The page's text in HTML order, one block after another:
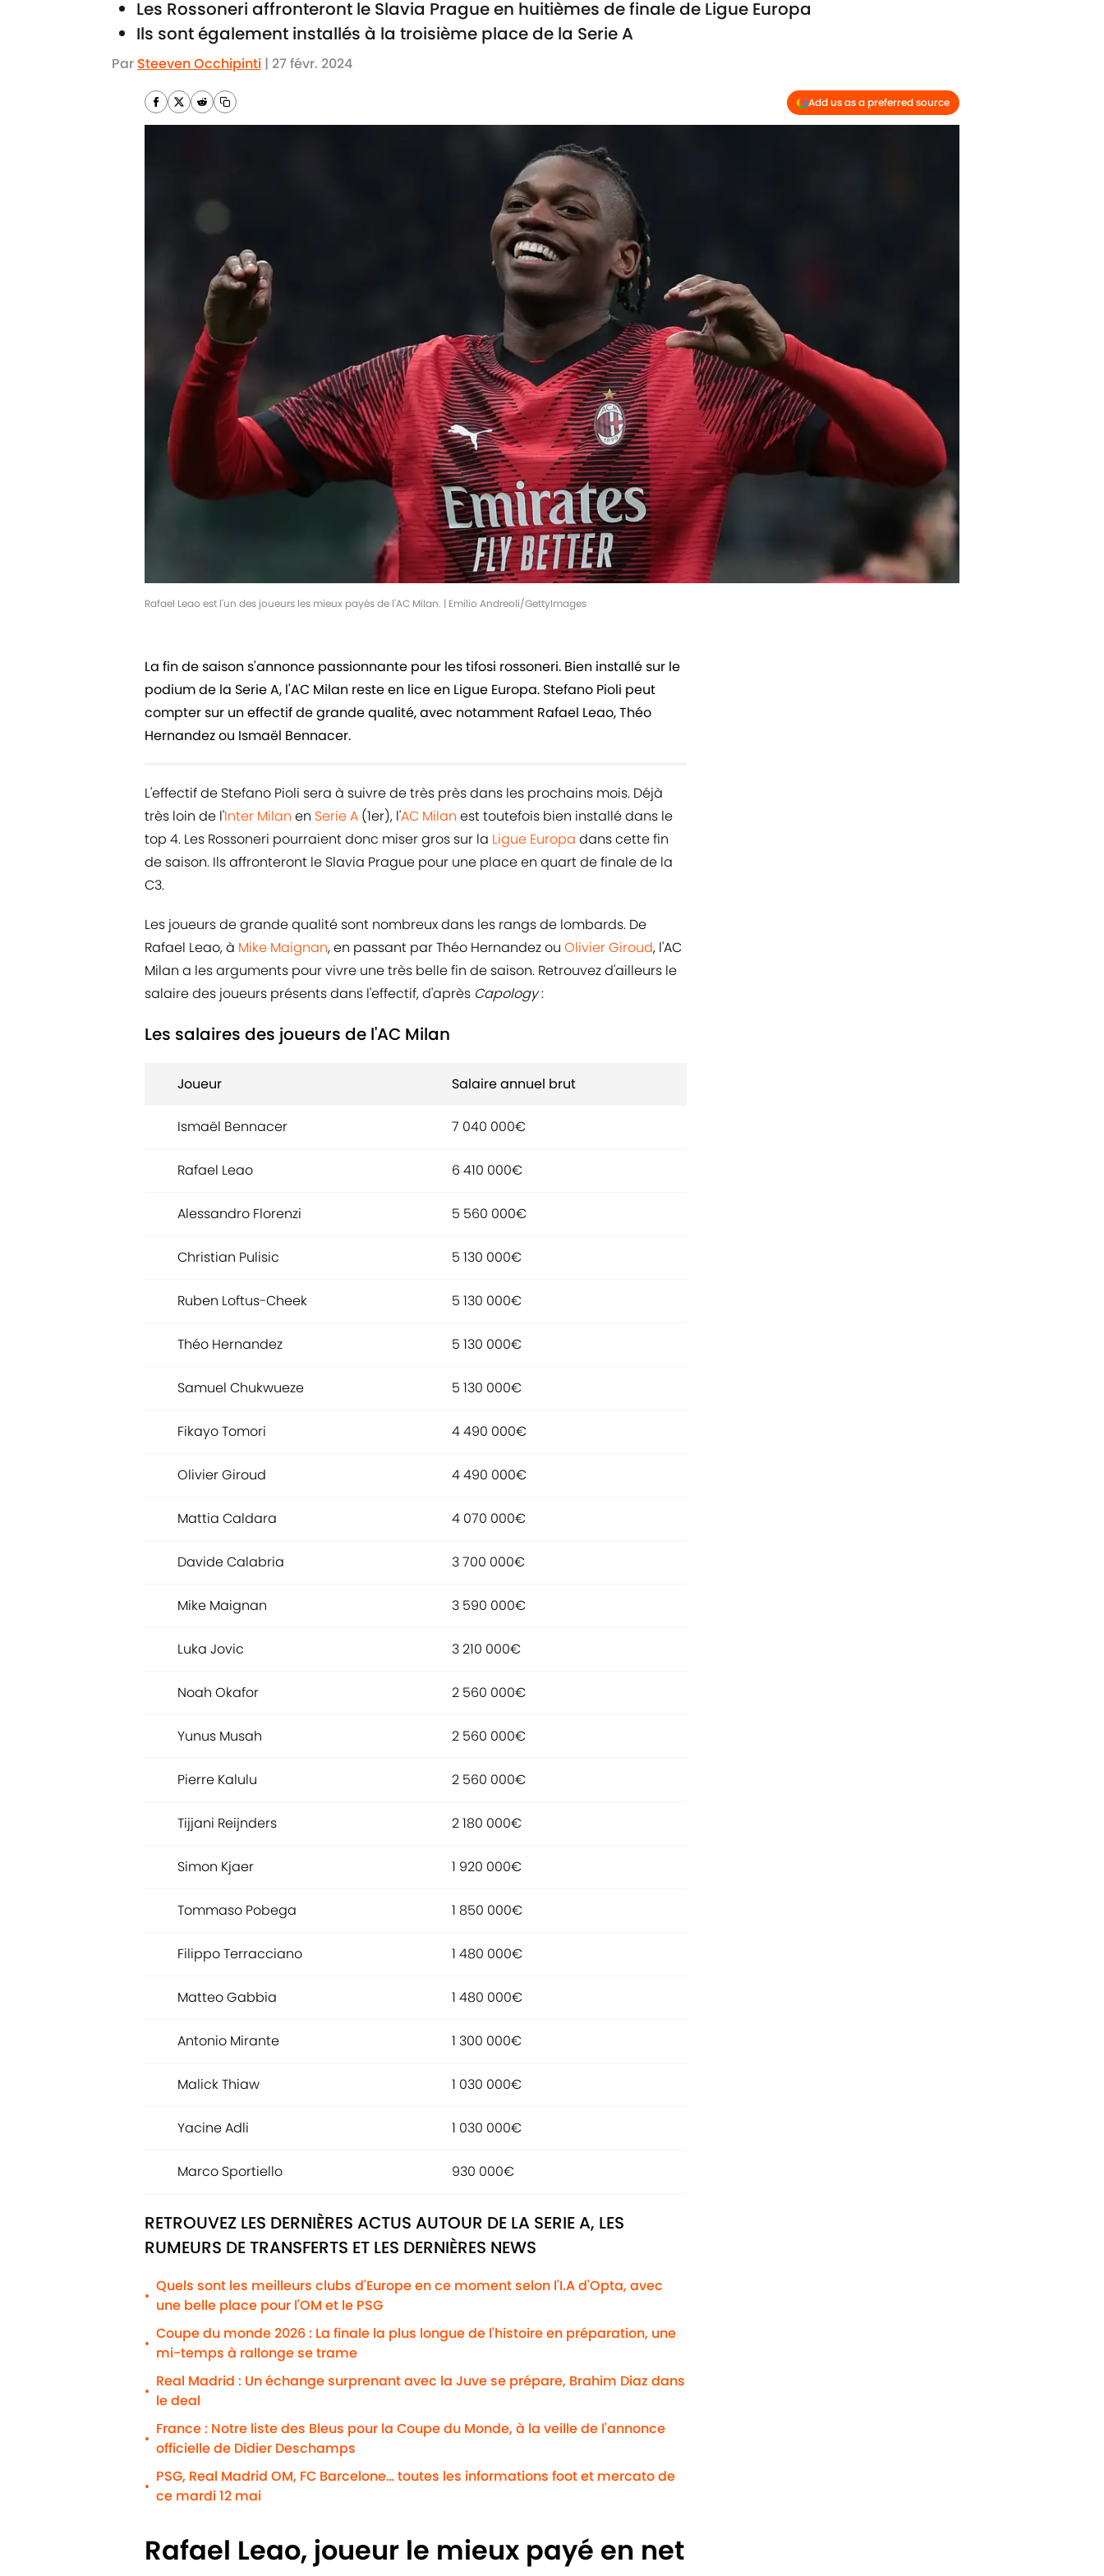
Les Rossoneri affronteront le Slavia Prague en huitièmes de finale de Ligue Europa
Ils sont également installés à la troisième place de la Serie A
Par Steeven Occhipinti | 27 févr. 2024
Add us as a preferred source
Rafael Leao est l'un des joueurs les mieux payés de l'AC Milan. | Emilio Andreoli/GettyImages
La fin de saison s'annonce passionnante pour les tifosi rossoneri. Bien installé sur le
podium de la Serie A, l'AC Milan reste en lice en Ligue Europa. Stefano Pioli peut
compter sur un effectif de grande qualité, avec notamment Rafael Leao, Théo
Hernandez ou Ismaël Bennacer.
L'effectif de Stefano Pioli sera à suivre de très près dans les prochains mois. Déjà
très loin de l'Inter Milan en Serie A (1er), l'AC Milan est toutefois bien installé dans le
top 4. Les Rossoneri pourraient donc miser gros sur la Ligue Europa dans cette fin
de saison. Ils affronteront le Slavia Prague pour une place en quart de finale de la
C3.
Les joueurs de grande qualité sont nombreux dans les rangs de lombards. De
Rafael Leao, à Mike Maignan, en passant par Théo Hernandez ou Olivier Giroud, l'AC
Milan a les arguments pour vivre une très belle fin de saison. Retrouvez d'ailleurs le
salaire des joueurs présents dans l'effectif, d'après Capology:
Les salaires des joueurs de l'AC Milan
Joueur Salaire annuel brut
Ismaël Bennacer 7 040 000€
Rafael Leao 6 410 000€
Alessandro Florenzi 5 560 000€
Christian Pulisic 5 130 000€
Ruben Loftus-Cheek 5 130 000€
Théo Hernandez 5 130 000€
Samuel Chukwueze 5 130 000€
Fikayo Tomori 4 490 000€
Olivier Giroud 4 490 000€
Mattia Caldara 4 070 000€
Davide Calabria 3 700 000€
Mike Maignan 3 590 000€
Luka Jovic 3 210 000€
Noah Okafor 2 560 000€
Yunus Musah 2 560 000€
Pierre Kalulu 2 560 000€
Tijjani Reijnders 2 180 000€
Simon Kjaer 1 920 000€
Tommaso Pobega 1 850 000€
Filippo Terracciano 1 480 000€
Matteo Gabbia 1 480 000€
Antonio Mirante 1 300 000€
Malick Thiaw 1 030 000€
Yacine Adli 1 030 000€
Marco Sportiello 930 000€
RETROUVEZ LES DERNIÈRES ACTUS AUTOUR DE LA SERIE A, LES
RUMEURS DE TRANSFERTS ET LES DERNIÈRES NEWS
•
Quels sont les meilleurs clubs d'Europe en ce moment selon l'I.A d'Opta, avec
une belle place pour l'OM et le PSG
•
Coupe du monde 2026 : La finale la plus longue de l'histoire en préparation, une
mi-temps à rallonge se trame
•
Real Madrid : Un échange surprenant avec la Juve se prépare, Brahim Diaz dans
le deal
•
France : Notre liste des Bleus pour la Coupe du Monde, à la veille de l'annonce
officielle de Didier Deschamps
•
PSG, Real Madrid OM, FC Barcelone… toutes les informations foot et mercato de
ce mardi 12 mai
Rafael Leao, joueur le mieux payé en net